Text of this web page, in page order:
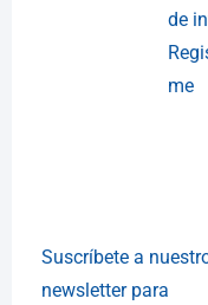
de
me
Suscríbete a
newsletter para